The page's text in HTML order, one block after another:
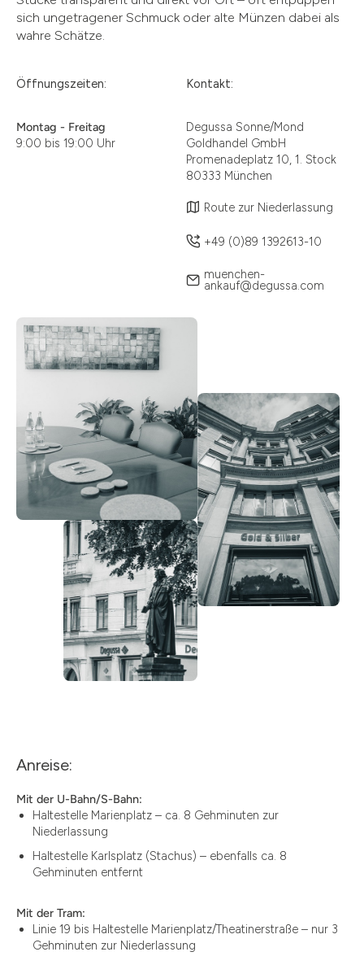
sich ungetragener Schmuck oder alte Münzen dabei als
wahre Schätze.
Öffnungszeiten:
Montag - Freitag
9:00 bis 19:00 Uhr
Kontakt:
Degussa Sonne/Mond
Goldhandel GmbH
Promenadeplatz 10, 1. Stock
80333 München
Route zur Niederlassung
+49 (0)89 1392613-10
muenchen-
ankauf@degussa.com
Anreise:
Mit der U-Bahn/S-Bahn:
Haltestelle Marienplatz – ca. 8 Gehminuten zur
Niederlassung
Haltestelle Karlsplatz (Stachus) – ebenfalls ca. 8
Gehminuten entfernt
Mit der Tram:
Linie 19 bis Haltestelle Marienplatz/Theatinerstraße – nur 3
Gehminuten zur Niederlassung